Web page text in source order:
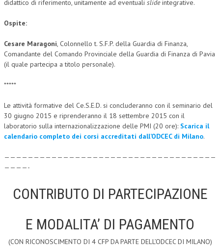
DIRITTO TRIBUTARIO
CRIMINOLOGIA TRIBUTARIA
CFC E PARADISI FISCALI
TRIBUTARIA
GIURISPRUDENZA
didattico di riferimento, unitamente ad eventuali slideintegrative.
Ospite:
Cesare Maragoni, Colonnello t. S.F.P. della Guardia di Finanza,
Comandante del Comando Provinciale della Guardia di Finanza di Pavia
(il quale partecipa a titolo personale).
*****
Le attività formative del Ce.S.E.D. si concluderanno con il seminario del
30 giugno 2015 e riprenderanno il 18 settembre 2015 con il
laboratorio sulla internazionalizzazione delle PMI (20 ore): Scarica il
calendario completo dei corsi accreditati dall’ODCEC di Milano.
————————————————————————————————————
————-
CONTRIBUTO DI PARTECIPAZIONE
E MODALITA’ DI PAGAMENTO
(CON RICONOSCIMENTO DI 4 CFP DA PARTE DELL’ODCEC DI MILANO)